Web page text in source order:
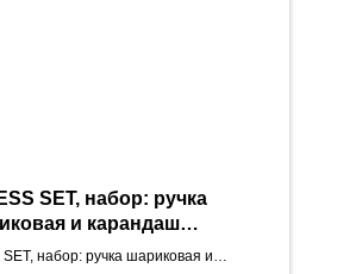
SET, набор: ручка
и карандаш
белый/
SET, набор: ручка шариковая и